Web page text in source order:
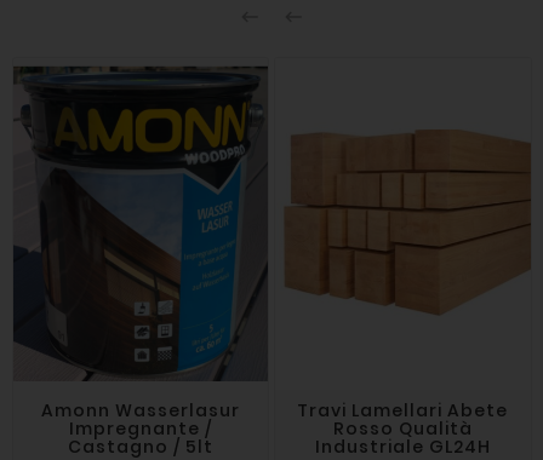
Amonn Wasserlasur
Impregnante /
Castagno / 5lt
Travi Lamellari Abete
Rosso Qualità
Industriale GL24H